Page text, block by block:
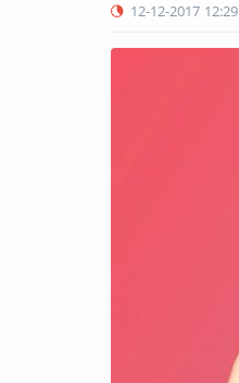
12-12-2017 12:29